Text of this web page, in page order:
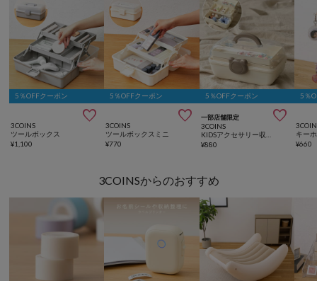
5％OFFクーポン

3COINS
ツールボックス
¥1,100
5％OFFクーポン

3COINS
ツールボックスミニ
¥770
5％OFFクーポン
一部店舗限定 
3COINS
¥880
5％
¥660
3COINSからのおすすめ